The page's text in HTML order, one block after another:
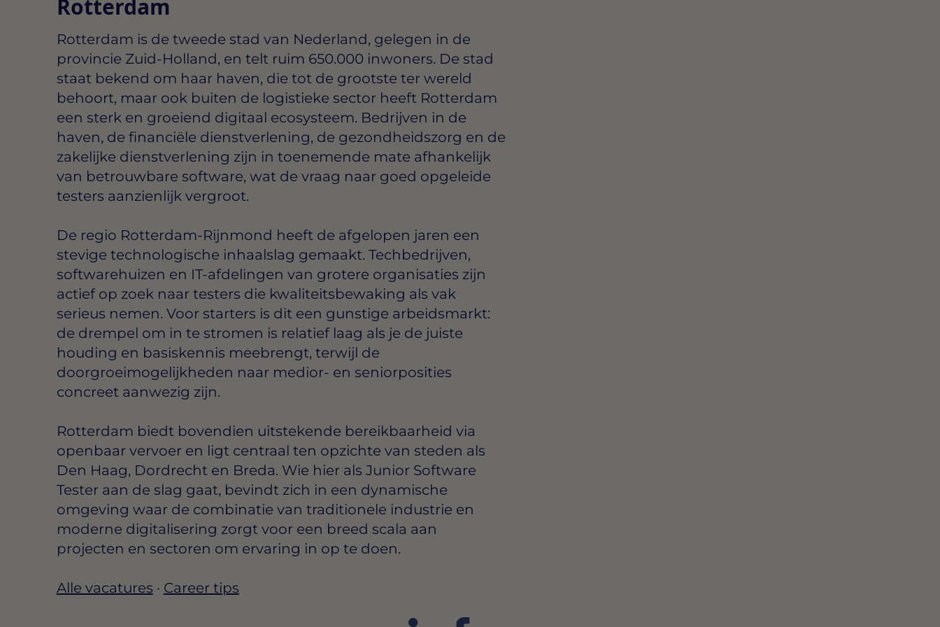
Rotterdam
Rotterdam is de tweede stad van Nederland, gelegen in de
provincie Zuid-Holland, en telt ruim 650.000 inwoners. De stad
staat bekend om haar haven, die tot de grootste ter wereld
behoort, maar ook buiten de logistieke sector heeft Rotterdam
een sterk en groeiend digitaal ecosysteem. Bedrijven in de
haven, de financiële dienstverlening, de gezondheidszorg en de
zakelijke dienstverlening zijn in toenemende mate afhankelijk
van betrouwbare software, wat de vraag naar goed opgeleide
testers aanzienlijk vergroot.
De regio Rotterdam-Rijnmond heeft de afgelopen jaren een
stevige technologische inhaalslag gemaakt. Techbedrijven,
softwarehuizen en IT-afdelingen van grotere organisaties zijn
actief op zoek naar testers die kwaliteitsbewaking als vak
serieus nemen. Voor starters is dit een gunstige arbeidsmarkt:
de drempel om in te stromen is relatief laag als je de juiste
houding en basiskennis meebrengt, terwijl de
doorgroeimogelijkheden naar medior- en seniorposities
concreet aanwezig zijn.
Rotterdam biedt bovendien uitstekende bereikbaarheid via
openbaar vervoer en ligt centraal ten opzichte van steden als
Den Haag, Dordrecht en Breda. Wie hier als Junior Software
Tester aan de slag gaat, bevindt zich in een dynamische
omgeving waar de combinatie van traditionele industrie en
moderne digitalisering zorgt voor een breed scala aan
projecten en sectoren om ervaring in op te doen.
Alle vacatures · Career tips